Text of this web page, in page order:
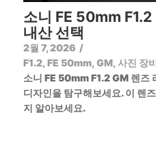
소니 FE 50mm
내산 선택
2월 7, 2026 /
F1.2, FE 50mm, GM, 사진 장
소니 FE 50mm F1.2 GM 렌즈
디자인을 탐구해보세요. 이 렌
지 알아보세요.